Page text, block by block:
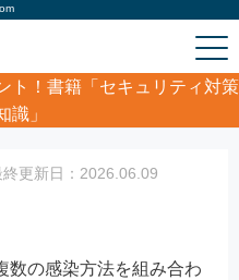
ト！書籍「セキュリティ対策
識」
ウイルス
更新日：2026.06.09
数の感染方法を組み合わ